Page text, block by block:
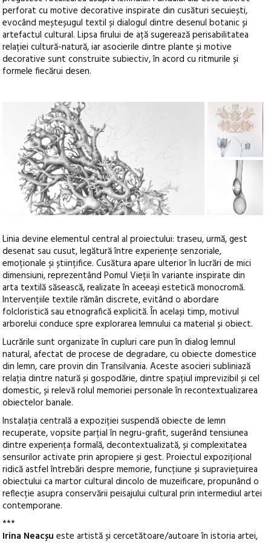
perforat cu motive decorative inspirate din cusături secuiești,
evocând meșteșugul textil și dialogul dintre desenul botanic și
artefactul cultural. Lipsa firului de ață sugerează perisabilitatea
relației cultură-natură, iar asocierile dintre plante și motive
decorative sunt construite subiectiv, în acord cu ritmurile și
formele fiecărui desen.
+2
Linia devine elementul central al proiectului: traseu, urmă, gest
desenat sau cusut, legătură între experiențe senzoriale,
emoționale și științifice. Cusătura apare ulterior în lucrări de mici
dimensiuni, reprezentând Pomul Vieții în variante inspirate din
arta textilă săsească, realizate în aceeași estetică monocromă.
Intervențiile textile rămân discrete, evitând o abordare
folcloristică sau etnografică explicită. În același timp, motivul
arborelui conduce spre explorarea lemnului ca material și obiect.
Lucrările sunt organizate în cupluri care pun în dialog lemnul
natural, afectat de procese de degradare, cu obiecte domestice
din lemn, care provin din Transilvania. Aceste asocieri subliniază
relația dintre natură și gospodărie, dintre spațiul imprevizibil și cel
domestic, și relevă rolul memoriei personale în recontextualizarea
obiectelor banale.
Instalația centrală a expoziției suspendă obiecte de lemn
recuperate, vopsite parțial în negru-grafit, sugerând tensiunea
dintre experiența formală, decontextualizată, și complexitatea
sensurilor activate prin apropiere și gest. Proiectul expozițional
ridică astfel întrebări despre memorie, funcțiune și supraviețuirea
obiectului ca martor cultural dincolo de muzeificare, propunând o
reflecție asupra conservării peisajului cultural prin intermediul artei
contemporane.
***
Irina Neacșu este artistă și cercetătoare/autoare în istoria artei,